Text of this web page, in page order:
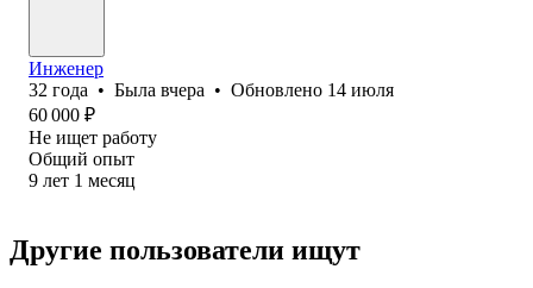
Инженер
32 года • Была вчера • Обновлено 14 июля
60 000 ₽
Не ищет работу
Общий опыт
9 лет 1 месяц
Другие пользователи ищут